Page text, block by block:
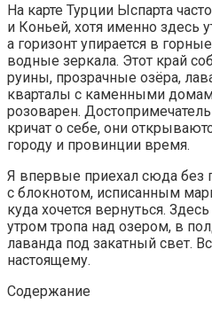
На карте Турции Ыспарта
и Коньей, хотя именно здесь
а горизонт упирается в
водные зеркала. Этот край
руины, прозрачные озёра,
кварталы с каменными
розоварен.
кричат о себе, они
городу и провинции время.
Я впервые приехал сюда без
с блокнотом, исписанным
куда хочется вернуться.
утром тропа над озером, в
лаванда под закатный свет.
настоящему.
Содержание